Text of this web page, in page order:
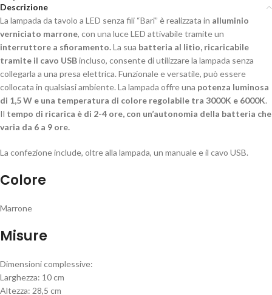
Descrizione
La lampada da tavolo a LED senza fili “Bari” è realizzata in alluminio
verniciato marrone, con una luce LED attivabile tramite un
interruttore a sfioramento.La sua batteria al litio, ricaricabile
tramite il cavo USBincluso, consente di utilizzare la lampada senza
collegarla a una presa elettrica. Funzionale e versatile, può essere
collocata in qualsiasi ambiente. La lampada offre una potenza luminosa
di 1,5 W e una temperatura di colore regolabile tra 3000K e 6000K.
Il tempo di ricarica è di 2-4 ore, con un’autonomia della batteria che
varia da 6 a 9 ore.
La confezione include, oltre alla lampada, un manuale e il cavo USB.
Colore
Marrone
Misure
Dimensioni complessive:
Larghezza: 10 cm
Altezza: 28,5 cm